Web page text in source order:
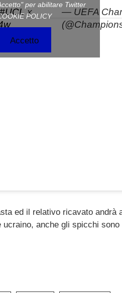
#UCLx
— UEFA
per abilitare Twitter
POLICY
Accetto
ed il relativo ricavato andrà
anche gli spicchi